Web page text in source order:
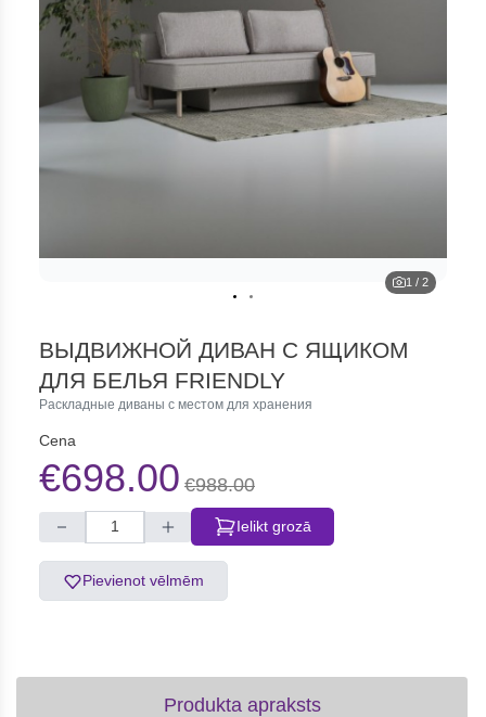
1 / 2
ВЫДВИЖНОЙ ДИВАН С ЯЩИКОМ
ДЛЯ БЕЛЬЯ FRIENDLY
Раскладные диваны с местом для хранения
Cena
€698.00 €988.00
Ielikt grozā
Pievienot vēlmēm
Produkta apraksts